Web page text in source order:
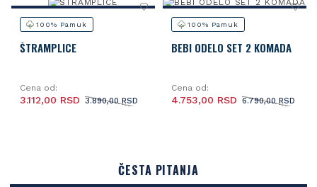
100% Pamuk
ŠTRAMPLICE
Cena od:
3.890,00 RSD
3.112,00 RSD
100% Pamuk
BEBI ODELO SET 2 KOMADA
Cena od:
6.790,00 RSD
4.753,00 RSD
ČESTA PITANJA